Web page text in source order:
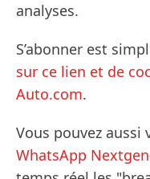
analyses.
S’abonner est
sur ce lien et de
Auto.com.
Vous pouvez aussi
WhatsApp